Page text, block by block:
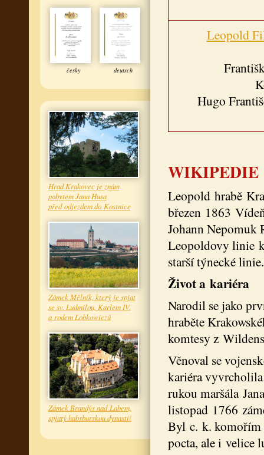
česky deutsch
Hrad Krakovec je znám
pobytem Jana Husa
před odjezdem do Kostnice
Zámek Mělník, který je spjat
se sv. Ludmilou, Karlem IV.
a rodem Lobkowiczů
Zámek Brandýs nad Labem,
spjatý habsburskou dynastií
Leopold
Hugo
WIKIPEDIE
Leopold hrabě
březen 1863
Johann Nepomuk
Leopoldovy linie
starší týnecké
Život a kariéra
Narodil se jako
hraběte
komtesy z
Věnoval se
kariéra
rukou maršála
listopad 1766
Byl c. k. komořím
pocta, ale i velice